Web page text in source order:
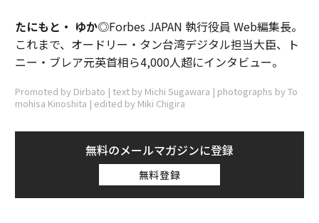
たにもと・ ゆか◎Forbes JAPAN 執行役員 Web編集長。
これまで、オードリー・タン台湾デジタル担当大臣、ト
ニー・ブレア元英首相ら4,000人超にインタビュー。
Promoted by Dirbato | text by Michi Sugawara | photographs by To
mohisa Kinoshita | edited by Miki Chigira
無料のメールマガジンに登録
無料登録